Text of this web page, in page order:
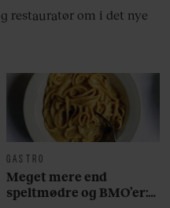
GASTRO
Meget mere end
speltmødre og BMO’er:
restauratør om i det nye